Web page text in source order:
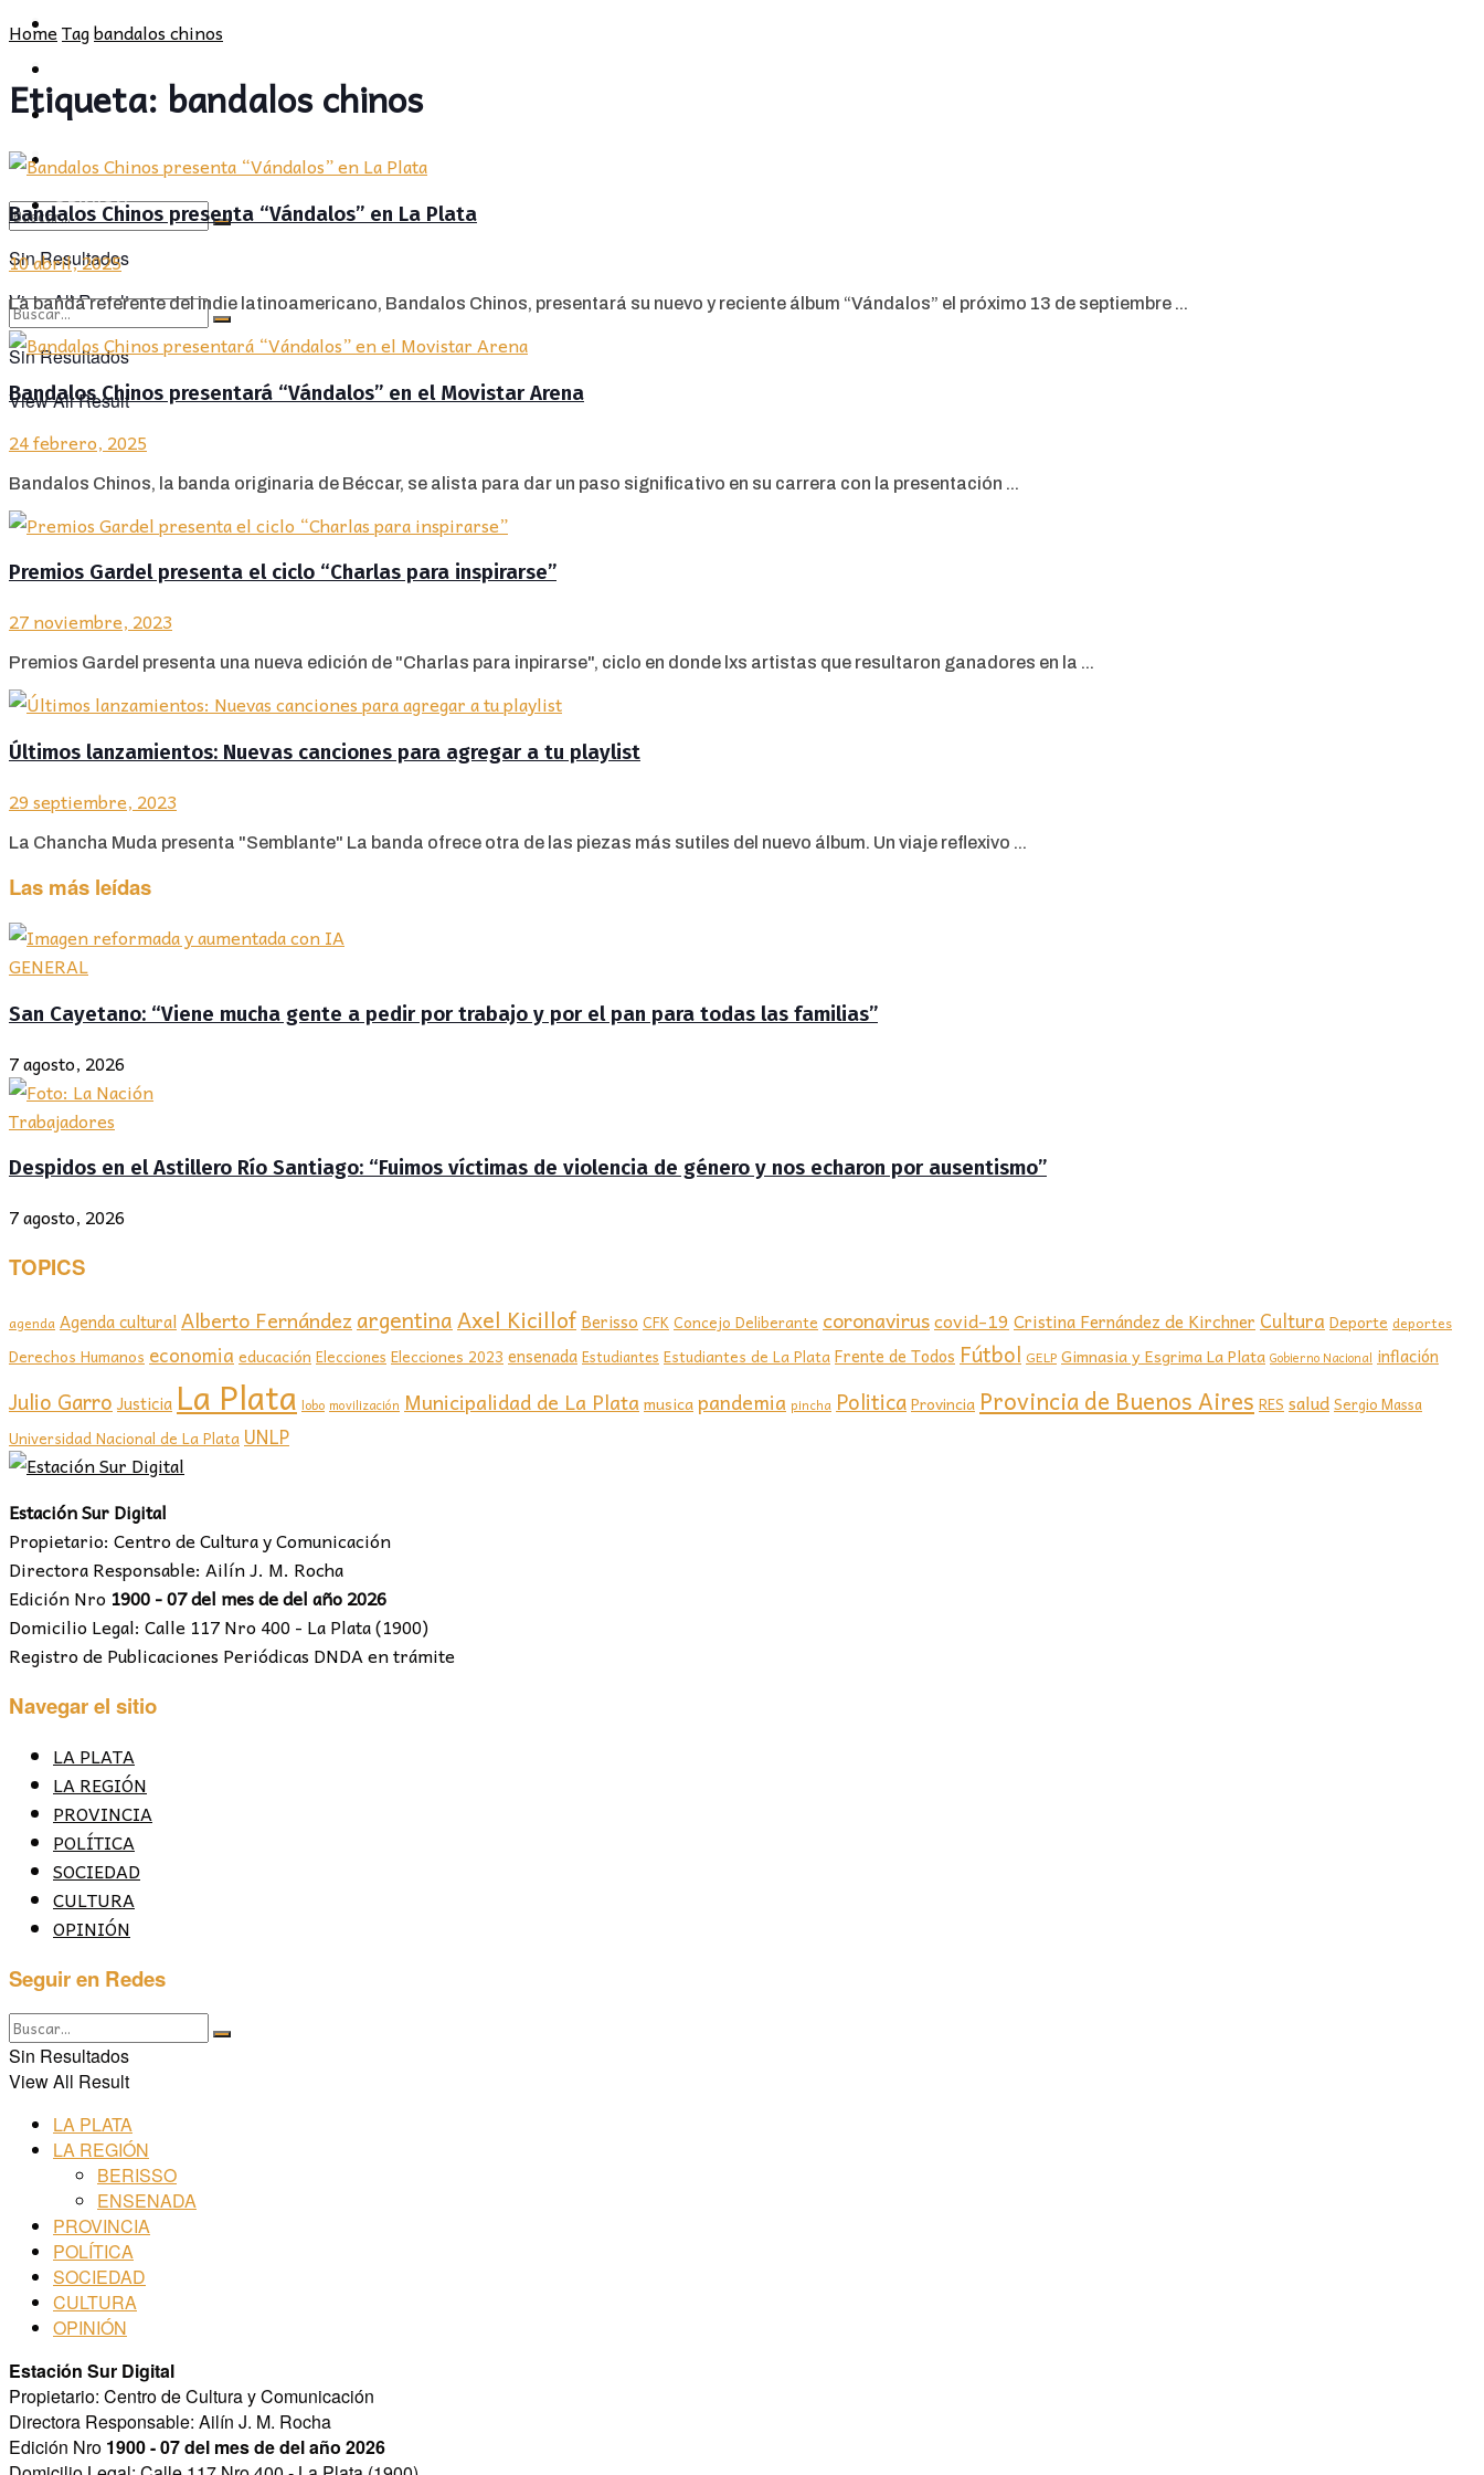
POLÍTICA
CULTURA
Sin Resultados
View All Result
PROVINCIA
SOCIEDAD
CULTURA
OPINIÓN
Sin Resultados
View All Result
HomeTagbandalos chinos
Etiqueta: bandalos chinos
Bandalos Chinos presenta “Vándalos” en La Plata
10 abril, 2025
La banda referente del indie latinoamericano, Bandalos Chinos, presentará su nuevo y reciente álbum “Vándalos” el próximo 13 de septiembre ...
Bandalos Chinos presentará “Vándalos” en el Movistar Arena
24 febrero, 2025
Bandalos Chinos, la banda originaria de Béccar, se alista para dar un paso significativo en su carrera con la presentación ...
Premios Gardel presenta el ciclo “Charlas para inspirarse”
27 noviembre, 2023
Premios Gardel presenta una nueva edición de "Charlas para inpirarse", ciclo en donde lxs artistas que resultaron ganadores en la ...
Últimos lanzamientos: Nuevas canciones para agregar a tu playlist
29 septiembre, 2023
La Chancha Muda presenta "Semblante" La banda ofrece otra de las piezas más sutiles del nuevo álbum. Un viaje reflexivo ...
Las más leídas
GENERAL
San Cayetano: “Viene mucha gente a pedir por trabajo y por el pan para todas las familias”
7 agosto, 2026
Trabajadores
Despidos en el Astillero Río Santiago: “Fuimos víctimas de violencia de género y nos echaron por ausentismo”
7 agosto, 2026
TOPICS
agenda Agenda culturalAlberto FernándezargentinaAxel Kicillof Berisso CFKConcejo Deliberante coronaviruscovid-19 Cristina Fernández de Kirchner Cultura Deporte deportes
Derechos Humanos economia educación Elecciones Elecciones 2023 ensenada Estudiantes Estudiantes de La PlataFrente de Todos Fútbol GELP Gimnasia y Esgrima La Plata Gobierno Nacional inflación
Julio Garro Justicia La Plata lobo movilización Municipalidad de La Plata musicapandemia pincha PoliticaProvincia Provincia de Buenos Aires RES saludSergio Massa
Universidad Nacional de La Plata UNLP
Estación Sur Digital
Propietario: Centro de Cultura y Comunicación
Directora Responsable: Ailín J. M. Rocha
Edición Nro 1900 - 07 del mes de del año 2026
Domicilio Legal: Calle 117 Nro 400 - La Plata (1900)
Registro de Publicaciones Periódicas DNDA en trámite
Navegar el sitio
LA PLATA
LA REGIÓN
PROVINCIA
POLÍTICA
SOCIEDAD
CULTURA
OPINIÓN
Seguir en Redes
Sin Resultados
View All Result
LA PLATA
LA REGIÓN
BERISSO
ENSENADA
PROVINCIA
POLÍTICA
SOCIEDAD
CULTURA
OPINIÓN
Estación Sur Digital
Propietario: Centro de Cultura y Comunicación
Directora Responsable: Ailín J. M. Rocha
Edición Nro 1900 - 07 del mes de del año 2026